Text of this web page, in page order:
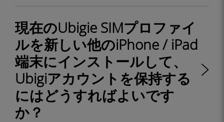
現在のUbigie SIMプロファイ
ルを新しい他のiPhone / iPad
端末にインストールして、
Ubigiアカウントを保持する
にはどうすればよいです
か？